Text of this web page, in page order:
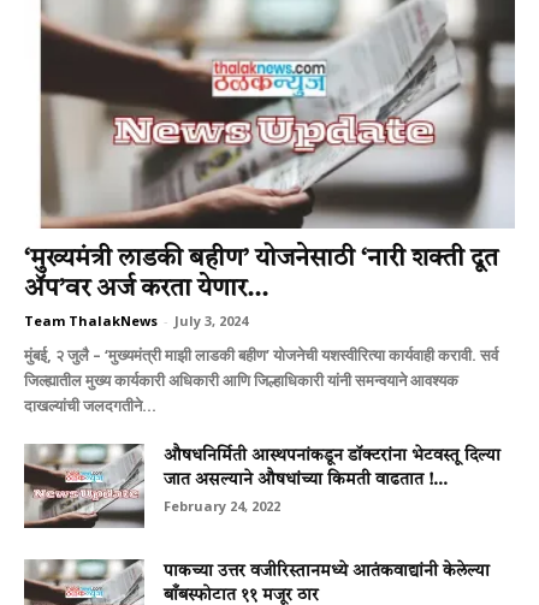
‘मुख्यमंत्री लाडकी बहीण’ योजनेसाठी ‘नारी शक्ती दूत
ॲप’वर अर्ज करता येणार...
Team ThalakNews - July 3, 2024
मुंबई, २ जुलै – ‘मुख्यमंत्री माझी लाडकी बहीण’ योजनेची यशस्वीरित्या कार्यवाही करावी. सर्व
जिल्ह्यातील मुख्य कार्यकारी अधिकारी आणि जिल्हाधिकारी यांनी समन्वयाने आवश्यक
दाखल्यांची जलदगतीने...
औषधनिर्मिती आस्थपनांकडून डॉक्टरांना भेटवस्तू दिल्या
जात असल्याने औषधांच्या किमती वाढतात !...
February 24, 2022
पाकच्या उत्तर वजीरिस्तानमध्ये आतंकवाद्यांनी केलेल्या
बाँबस्फोटात ११ मजूर ठार